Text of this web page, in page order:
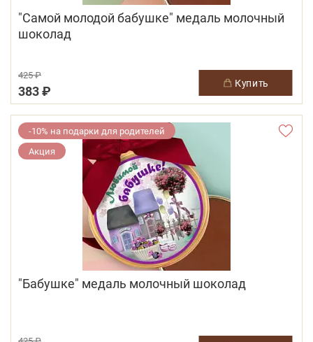
"Самой молодой бабушке" медаль молочный
шоколад
425 ₽
383 ₽
купить
-10% на подарки для родителей
Акция
"Бабушке" медаль молочный шоколад